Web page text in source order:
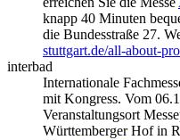
knapp 40 Minuten
die Bundesstraße 27.
stuttgart.de/all-about-
interbad
Internationale
mit Kongress. Vom
Veranstaltungsort
Württemberger Hof in